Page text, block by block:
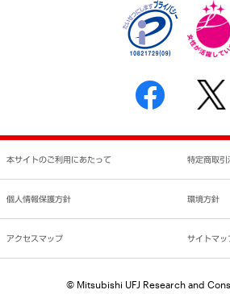
反社会的勢力に対する基本方針
書面による個人情報の開示等の請求の手続きにつ
本サイトのご利用にあたって 特定商取引
個人情報保護方針 環境方針
アクセスマップ サイトマッ
© Mitsubishi UFJ Research and